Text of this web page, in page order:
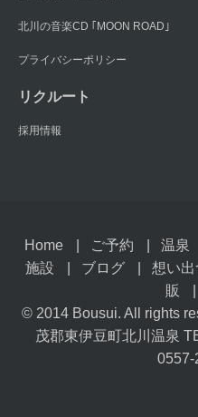
北川の音楽CD ｢MOON ROAD｣
プライバシーポリシー
リクルート
採用情報
Home ご予約 温泉
施設
ブログ 想い出
販
© 2014 Bousui. All rights
茂郡東伊豆町北川温泉
0557-